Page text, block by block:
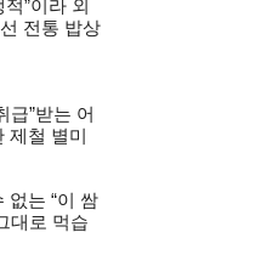
”이라 외
전통 밥상
급”받는 어
제철 별미
없는 “이 쌈
대로 먹습